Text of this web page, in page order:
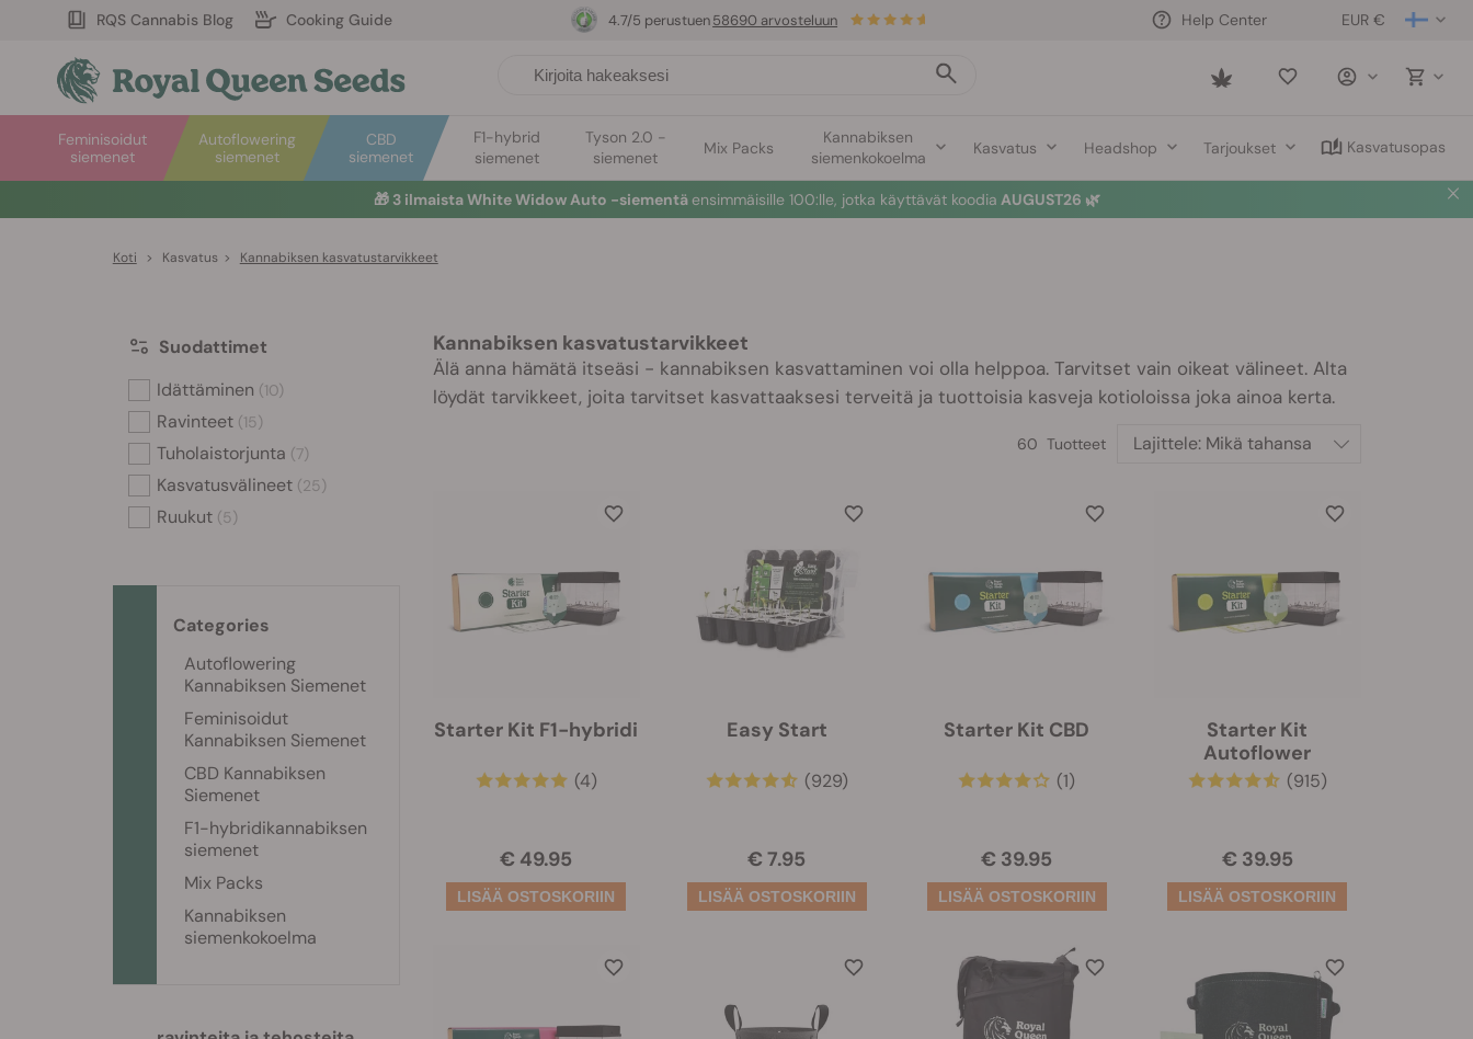
RQS Cannabis Blog Cooking Guide EUR €
Help Center
Saved
Autoflowering
siemenet
Feminisoidut
siemenet
CBD
siemenet
F1-hybrid
siemenet
Tyson 2.0 -
siemenet
Mix Packs
Kannabiksen
siemenkokoelma
Kasvatus Headshop Tarjoukset Kasvatusopas
4.7/5 perustuen58690 arvosteluun
🎁 3 ilmaista White Widow Auto -siementä ensimmäisille 100:lle, jotka käyttävät koodia AUGUST26 🌿
Koti > Kasvatus > Kannabiksen kasvatustarvikkeet
Kannabiksen kasvatustarvikkeet
Älä anna hämätä itseäsi - kannabiksen kasvattaminen voi olla helppoa. Tarvitset vain oikeat välineet. Alta
löydät tarvikkeet, joita tarvitset kasvattaaksesi terveitä ja tuottoisia kasveja kotioloissa joka ainoa kerta.
60 Tuotteet Lajittele: Mikä tahansa
Starter Kit F1-hybridi
(4)
€ 49.95
Easy Start
(929)
€ 7.95
Starter Kit CBD
(1)
€ 39.95
Starter Kit
Autoflower
(915)
€ 39.95
Suodattimet
Idättäminen (10)
Ravinteet (15)
Tuholaistorjunta (7)
Kasvatusvälineet (25)
Ruukut (5)
Categories
Autoflowering
Kannabiksen Siemenet
Feminisoidut
Kannabiksen Siemenet
CBD Kannabiksen
Siemenet
F1-hybridikannabiksen
siemenet
Mix Packs
Kannabiksen
siemenkokoelma